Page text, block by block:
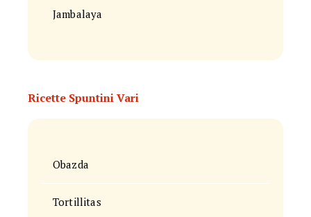
Jambalaya
Ricette Spuntini Vari
Obazda
Tortillitas